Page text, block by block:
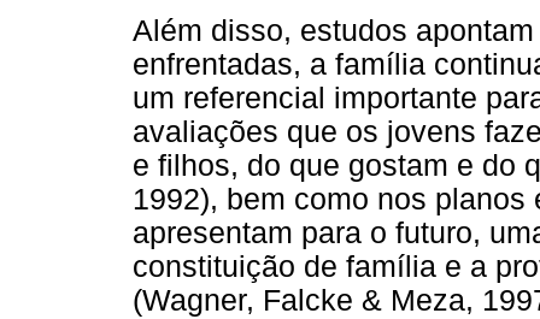
Além disso, estudos
enfrentadas, a família
um referencial importante
avaliações que os jovens
e filhos, do que gostam e do
1992), bem como nos
apresentam para o futuro,
constituição de família e a
(Wagner, Falcke & Meza,